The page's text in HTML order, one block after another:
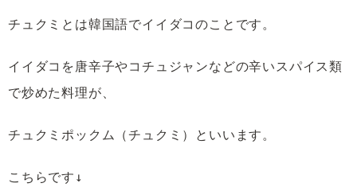
チュクミとは韓国語でイイダコのことです。
イイダコを唐辛子やコチュジャンなどの辛いスパイス類
で炒めた料理が、
チュクミポックム（チュクミ）といいます。
こちらです↓